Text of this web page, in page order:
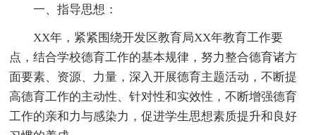
一、指导思想：
XX年，紧紧围绕开发区教育局XX年教育工作要
点，结合学校德育工作的基本规律，努力整合德育诸方
面要素、资源、力量，深入开展德育主题活动，不断提
高德育工作的主动性、针对性和实效性，不断增强德育
工作的亲和力与感染力，促进学生思想素质提升和良好